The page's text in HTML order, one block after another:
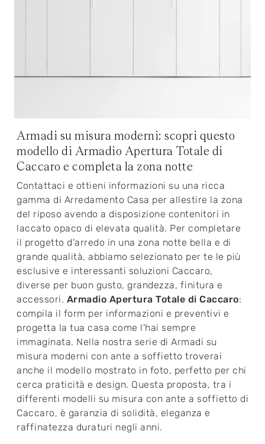
Armadi su misura moderni: scopri questo
modello di Armadio Apertura Totale di
Caccaro e completa la zona notte
Contattaci e ottieni informazioni su una ricca
gamma di Arredamento Casa per allestire la zona
del riposo avendo a disposizione contenitori in
laccato opaco di elevata qualità. Per completare
il progetto d'arredo in una zona notte bella e di
grande qualità, abbiamo selezionato per te le più
esclusive e interessanti soluzioni Caccaro,
diverse per buon gusto, grandezza, finitura e
accessori. Armadio Apertura Totale di Caccaro:
compila il form per informazioni e preventivi e
progetta la tua casa come l'hai sempre
immaginata. Nella nostra serie di Armadi su
misura moderni con ante a soffietto troverai
anche il modello mostrato in foto, perfetto per chi
cerca praticità e design. Questa proposta, tra i
differenti modelli su misura con ante a soffietto di
Caccaro, è garanzia di solidità, eleganza e
raffinatezza duraturi negli anni.